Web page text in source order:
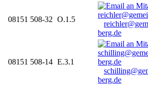
08151 508-32 O.1.5
berg.de
08151 508-14 E.3.1
berg.de